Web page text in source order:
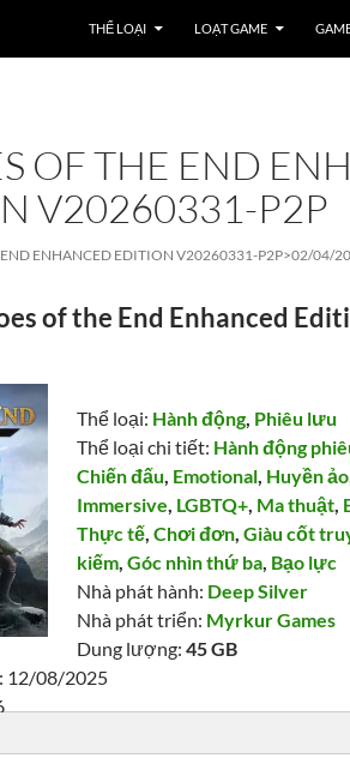
THỂ LOẠI LOẠT GAME
OF THE END
V20260331-P2P
END ENHANCED EDITION V20260331-P2P>02/04/
of the End Enhanced
Thể loại: Hành động, Phiêu lưu
Thể loại chi tiết: Hành động
Chiến đấu, Emotional, Huyền ảo
Immersive, LGBTQ+, Ma thuật,
Thực tế,Chơi đơn,Giàu cốt
kiếm,Góc nhìn thứ ba, Bạo lực
Nhà phát hành: Deep Silver
Nhà phát triển: Myrkur Games
Dung lượng:45 GB
12/08/2025